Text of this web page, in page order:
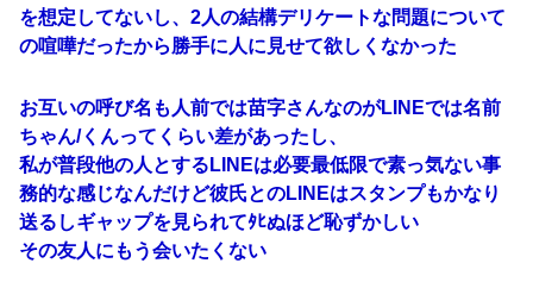
を想定してないし、2人の結構デリケートな問題について
の喧嘩だったから勝手に人に見せて欲しくなかった
お互いの呼び名も人前では苗字さんなのがLINEでは名前
ちゃん/くんってくらい差があったし、
私が普段他の人とするLINEは必要最低限で素っ気ない事
務的な感じなんだけど彼氏とのLINEはスタンプもかなり
送るしギャップを見られてﾀﾋぬほど恥ずかしい
その友人にもう会いたくない